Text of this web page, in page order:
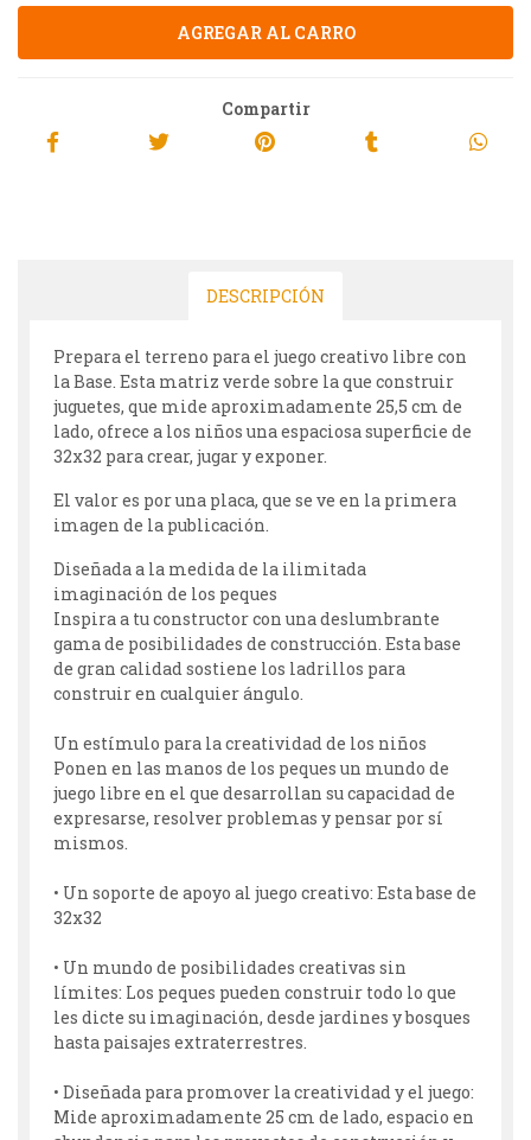
Compartir
DESCRIPCIÓN
Prepara el terreno para el juego creativo libre con
la Base. Esta matriz verde sobre la que construir
juguetes, que mide aproximadamente 25,5 cm de
lado, ofrece a los niños una espaciosa superficie de
32x32 para crear, jugar y exponer.
El valor es por una placa, que se ve en la primera
imagen de la publicación.
Diseñada a la medida de la ilimitada
imaginación de los peques
Inspira a tu constructor con una deslumbrante
gama de posibilidades de construcción. Esta base
de gran calidad sostiene los ladrillos para
construir en cualquier ángulo.
Un estímulo para la creatividad de los niños
Ponen en las manos de los peques un mundo de
juego libre en el que desarrollan su capacidad de
expresarse, resolver problemas y pensar por sí
mismos.
• Un soporte de apoyo al juego creativo: Esta base de
32x32
• Un mundo de posibilidades creativas sin
límites: Los peques pueden construir todo lo que
les dicte su imaginación, desde jardines y bosques
hasta paisajes extraterrestres.
• Diseñada para promover la creatividad y el juego:
Mide aproximadamente 25 cm de lado, espacio en